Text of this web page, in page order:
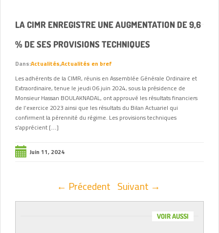
LA CIMR ENREGISTRE UNE AUGMENTATION DE 9,6
% DE SES PROVISIONS TECHNIQUES
Dans:Actualités,Actualités en bref
Les adhérents de la CIMR, réunis en Assemblée Générale Ordinaire et
Extraordinaire, tenue le jeudi 06 juin 2024, sous la présidence de
Monsieur Hassan BOULAKNADAL, ont approuvé les résultats financiers
de l’exercice 2023 ainsi que les résultats du Bilan Actuariel qui
confirment la pérennité du régime. Les provisions techniques
s’apprécient […]
Juin 11, 2024
← Précedent Suivant →
VOIR AUSSI